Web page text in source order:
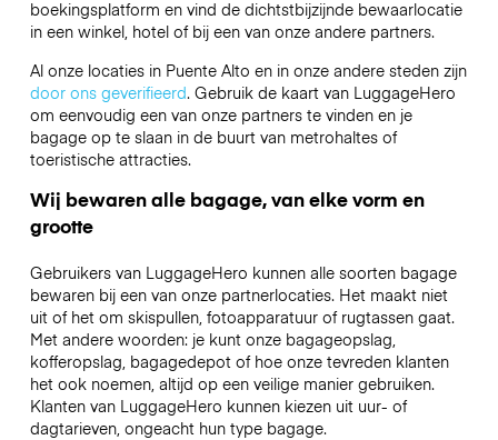
boekingsplatform en vind de dichtstbijzijnde bewaarlocatie
in een winkel, hotel of bij een van onze andere partners.
Al onze locaties in Puente Alto en in onze andere steden zijn
door ons geverifieerd. Gebruik de kaart van LuggageHero
om eenvoudig een van onze partners te vinden en je
bagage op te slaan in de buurt van metrohaltes of
toeristische attracties.
Wij bewaren alle bagage, van elke vorm en
grootte
Gebruikers van LuggageHero kunnen alle soorten bagage
bewaren bij een van onze partnerlocaties. Het maakt niet
uit of het om skispullen, fotoapparatuur of rugtassen gaat.
Met andere woorden: je kunt onze bagageopslag,
kofferopslag, bagagedepot of hoe onze tevreden klanten
het ook noemen, altijd op een veilige manier gebruiken.
Klanten van LuggageHero kunnen kiezen uit uur- of
dagtarieven, ongeacht hun type bagage.